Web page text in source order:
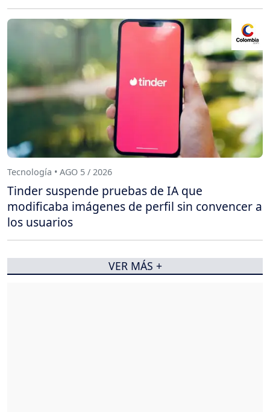
Tecnología • AGO 5 / 2026
Tinder suspende pruebas de IA que
modificaba imágenes de perfil sin convencer a
los usuarios
VER MÁS +